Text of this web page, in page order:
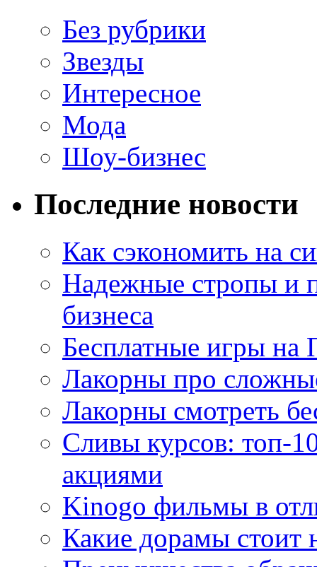
Без рубрики
Звезды
Интересное
Мода
Шоу-бизнес
Последние новости
Как сэкономить на
Надежные стропы и
бизнеса
Бесплатные игры на
Лакорны про
Лакорны смотреть
Сливы курсов: топ-
акциями
Kinogo фильмы в
Какие дорамы стоит